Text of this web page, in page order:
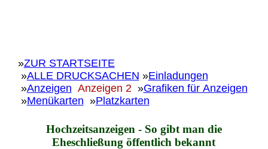
»ZUR STARTSEITE
»ALLE DRUCKSACHEN »Einladungen
»Anzeigen Anzeigen 2»Grafiken für Anzeigen
»Menükarten »Platzkarten
Hochzeitsanzeigen - So gibt man die
Eheschließung öffentlich bekannt